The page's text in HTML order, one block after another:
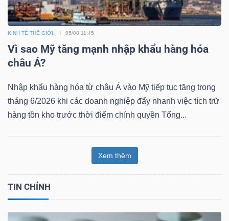
KINH TẾ THẾ GIỚI 05/08 11:45
Vì sao Mỹ tăng mạnh nhập khẩu hàng hóa
châu Á?
Nhập khẩu hàng hóa từ châu Á vào Mỹ tiếp tục tăng trong
tháng 6/2026 khi các doanh nghiệp đẩy nhanh việc tích trữ
hàng tồn kho trước thời điểm chính quyền Tổng...
Xem thêm
TIN CHÍNH